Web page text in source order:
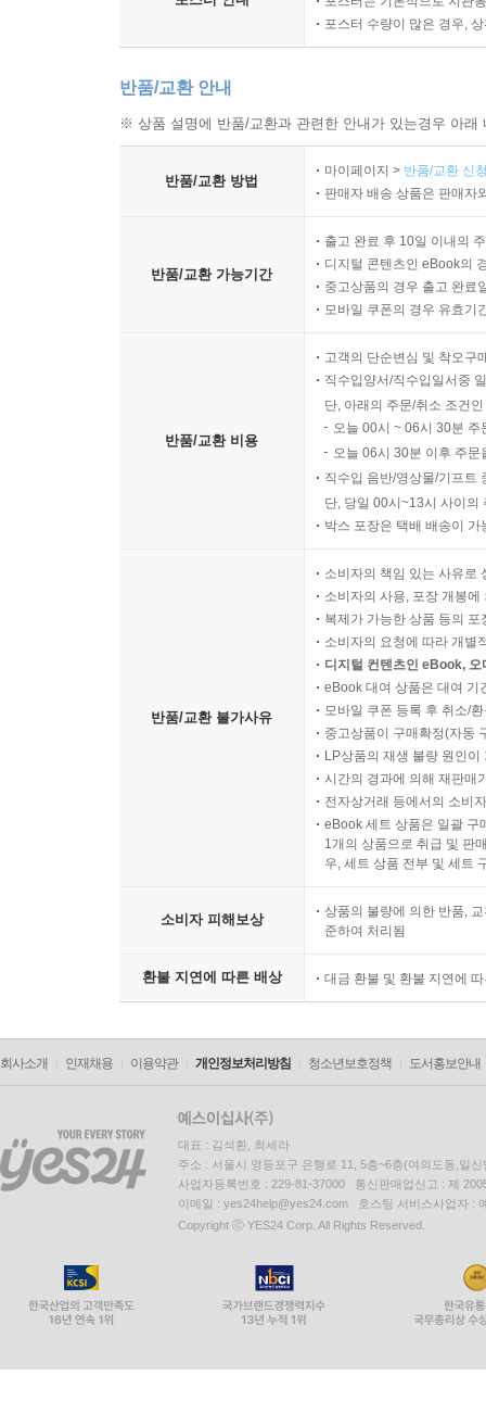
포스터 수량이 많은 경우,
반품/교환 안내
※ 상품 설명에 반품/교환과 관련한 안내가 있는경우 아
반품/교환 방법
마이페이지 > 반품/교환 신
판매자 배송 상품은 판매자
반품/교환 가능기간
출고 완료 후 10일 이내의
디지털 콘텐츠인 eBook의
중고상품의 경우 출고 완료
모바일 쿠폰의 경우 유효기
반품/교환 비용
고객의 단순변심 및 착오구
직수입양서/직수입일서중
단, 아래의 주문/취소 조건
오늘 00시 ~ 06시 30분
오늘 06시 30분 이후 주
직수입 음반/영상물/기프트
단, 당일 00시~13시 사이의
박스 포장은 택배 배송이
반품/교환 불가사유
소비자의 책임 있는 사유로
소비자의 사용, 포장 개봉
복제가 가능한 상품 등의
소비자의 요청에 따라 개별
디지털 컨텐츠인 eBook,
eBook 대여 상품은 대여 기
모바일 쿠폰 등록 후 취소/
중고상품이 구매확정(자동
LP상품의 재생 불량 원인
시간의 경과에 의해 재판매
전자상거래 등에서의 소비
eBook 세트 상품은 일괄 구
1개의 상품으로 취급 및 판
우, 세트 상품 전부 및 세트
소비자 피해보상
상품의 불량에 의한 반품,
준하여 처리됨
환불 지연에 따른 배상 대금 환불 및 환불 지연에
회사소개 인재채용 이용약관 개인정보처리방침 청소년보호정책 도서홍보안내
대표 : 김석환, 최세라
주소 : 서울시 영등포구 은행로 11, 5층~6층(여의도동,일신
사업자등록번호 : 229-81-37000 통신판매업신고 : 제
이메일 : yes24help@yes24.com 호스팅 서비스사업자 :
Copyright ⓒ YES24 Corp. All Rights Reserved.